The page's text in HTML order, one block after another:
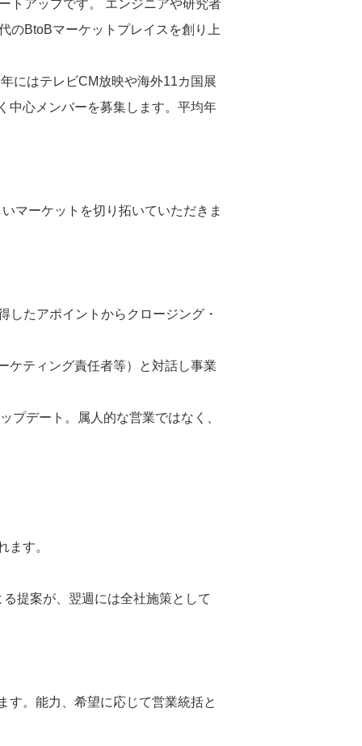
トアップです。 エンジニアや研究者
のBtoBマーケットプレイスを創り上
にはテレビCM放映や海外11カ国展
中心メンバーを募集します。平均年
マーケットを切り拓いていただきま
たアポイントからクロージング・
ケティング責任者等）と対話し事業
プデート。属人的な営業ではなく、
ます。
提案が、翌週には全社施策として
す。能力、希望に応じて営業統括と